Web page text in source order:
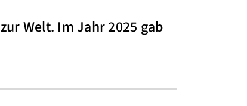
Welt. Im Jahr 2025 gab